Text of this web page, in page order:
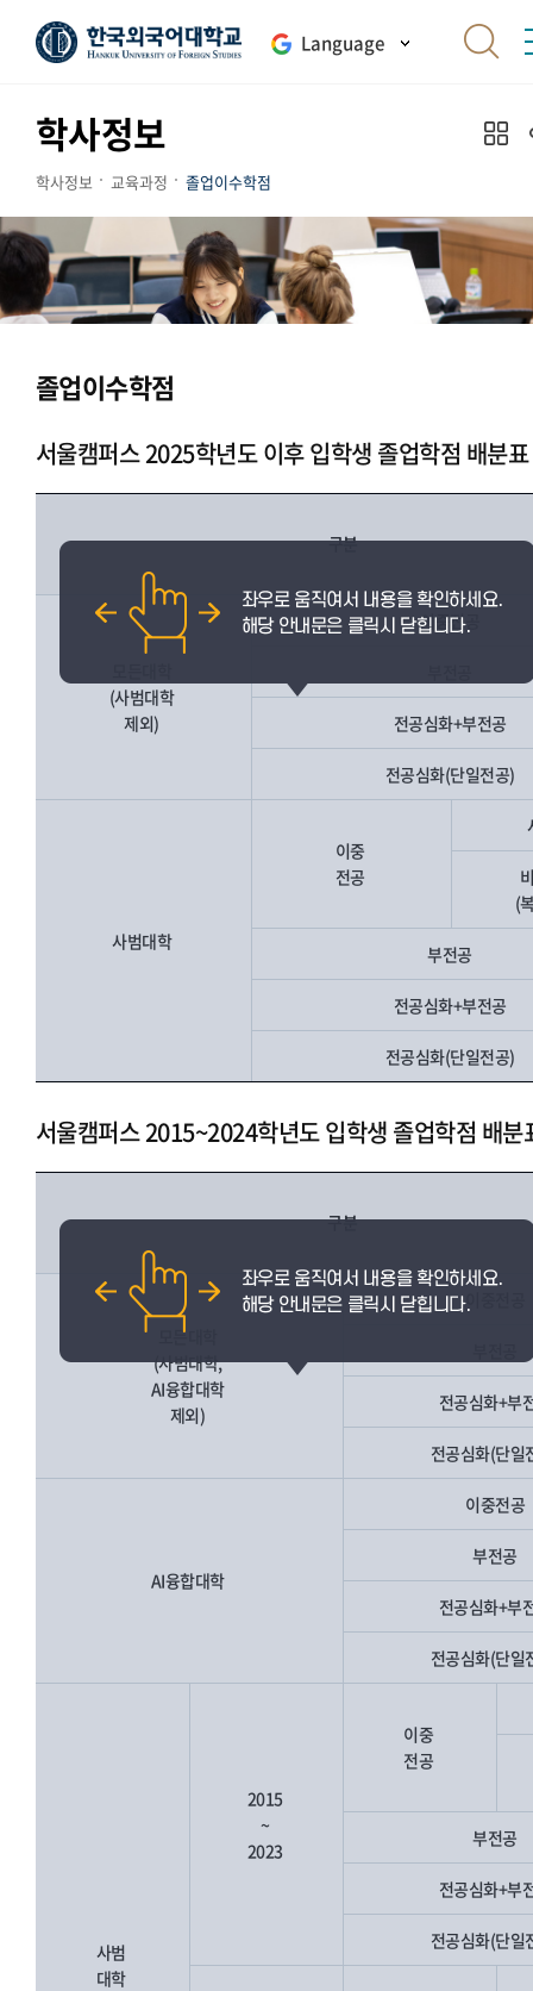
Language
학사정보
학사정보 교육과정 졸업이수학점
졸업이수학점
서울캠퍼스 2025학년도 이후 입학생 졸업학점 배분표
구분
(사범대학
제외)
이중전공
전공심화+부전공
전공심화(단일전공)
사범대학
이중
전공
(
부전공
전공심화+부전공
전공심화(단일전공)
서울캠퍼스 2015~2024학년도 입학생 졸업학점 배분
구분
모든대학
(사범대학,
AI융합대학
제외)
이중전공
전공심화+부
전공심화(단일
AI융합대학
이중전공
부전공
전공심화+부
전공심화(단일
사범
대학
2015
~
2023
이중
전공
부전공
전공심화+부
전공심화(단일